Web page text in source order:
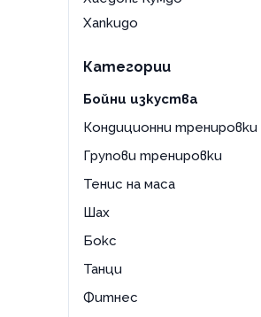
фехтовка за деца
тренировка
Хапкидо
Категории
Бойни изкуства
Кондиционни тренировки
Групови тренировки
Тенис на маса
Шах
Бокс
Танци
Фитнес